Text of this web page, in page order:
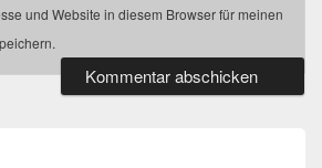
und Website in diesem Browser für meinen